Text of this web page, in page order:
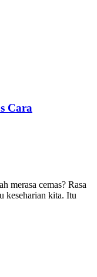
Cara
merasa cemas? Rasa
keseharian kita. Itu